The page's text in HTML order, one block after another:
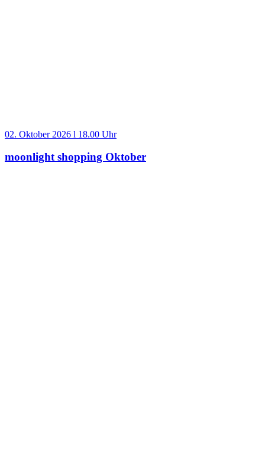
02. Oktober 2026 l 18.00 Uhr
moonlight shopping Oktober